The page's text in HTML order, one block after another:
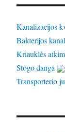
Kanalizacijos
Bakterijos
Kriauklės
Stogo danga
Transporterio